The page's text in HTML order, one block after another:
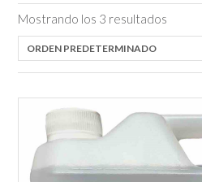
Mostrando los 3 resultados